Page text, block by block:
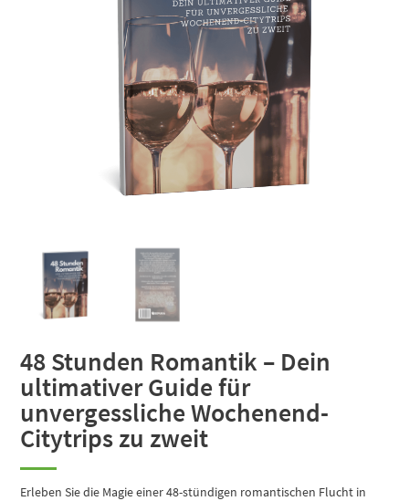
48 Stunden Romantik – Dein
ultimativer Guide für
unvergessliche Wochenend-
Citytrips zu zweit
Erleben Sie die Magie einer 48-stündigen romantischen Flucht in